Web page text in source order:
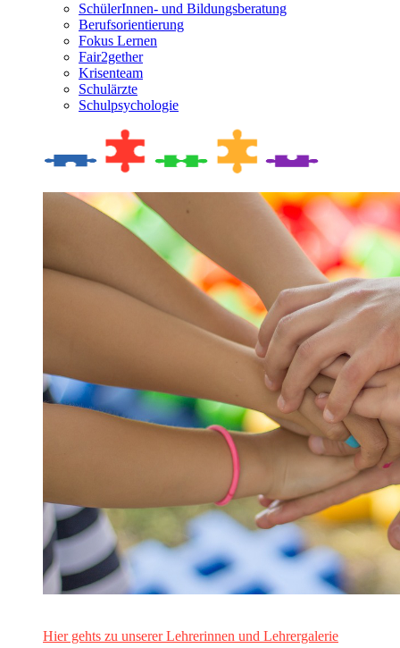
SchülerInnen- und Bildungsberatung
Berufsorientierung
Fokus Lernen
Fair2gether
Krisenteam
Schulärzte
Schulpsychologie
Hier gehts zu unserer Lehrerinnen und Lehrergalerie